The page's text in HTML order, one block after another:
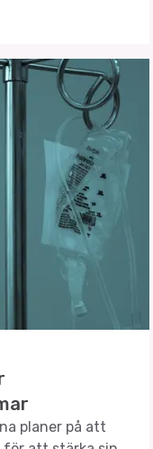
planer på att